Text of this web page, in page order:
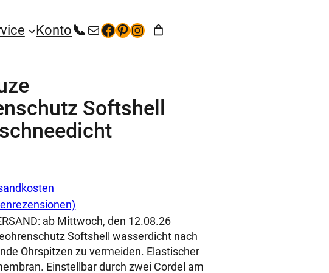
Konto+49 (35267) 5 53 65kontakt@hunde-bekleidung.com
Facebook
Pinterest
Instagram
Softshell
ab Mittwoch, den 12.08.26
Softshell wasserdicht nach
Ohrspitzen zu vermeiden. Elastischer
Einstellbar durch zwei Cordel am